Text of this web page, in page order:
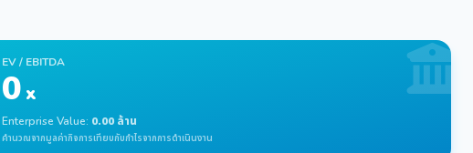
EV / EBITDA
0 x
Enterprise Value: 0.00 ล้าน
คำนวณจากมูลค่ากิจการเทียบกับกำไรจากการดำเนินงาน